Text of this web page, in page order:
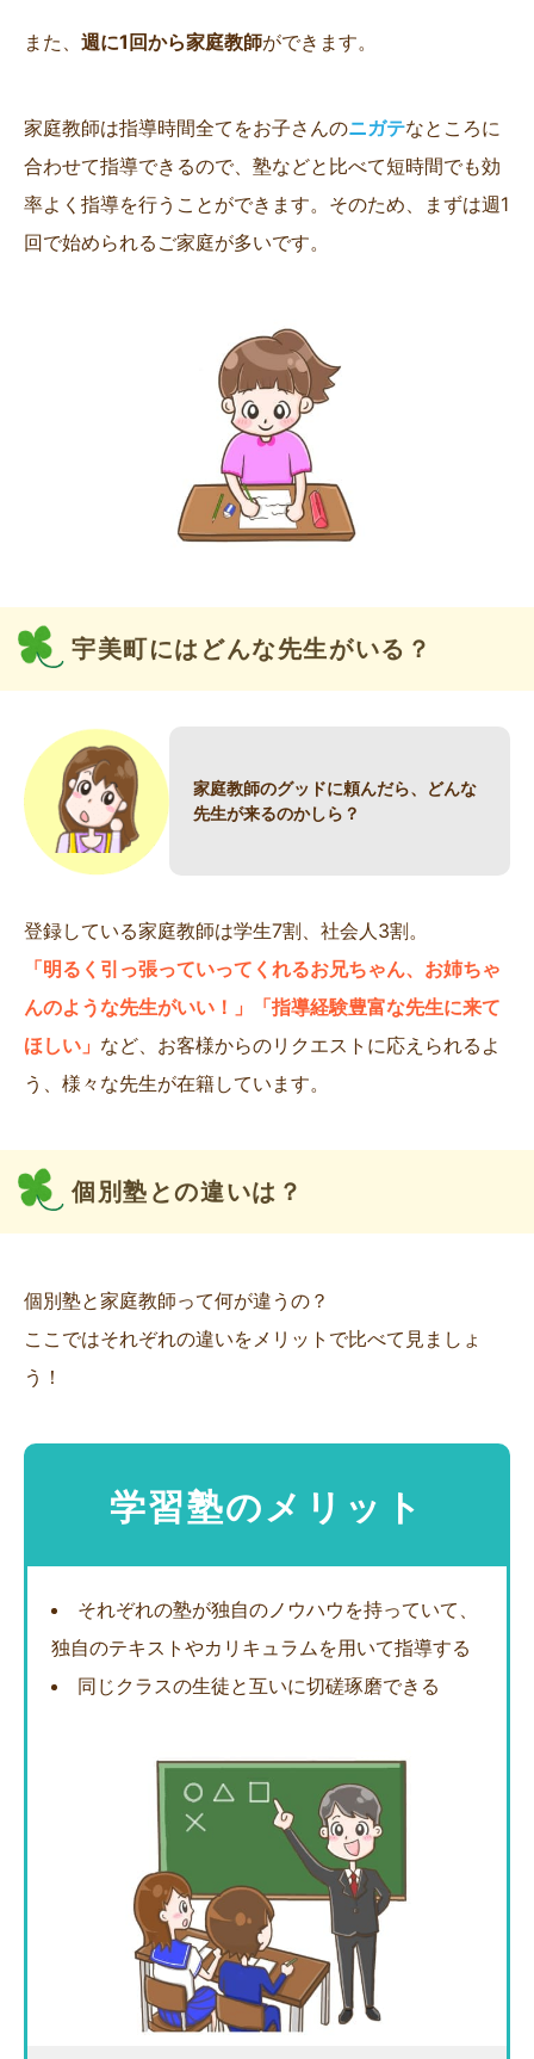
また、 週に1回から家庭教師ができます。
家庭教師は指導時間全てをお子さんのニガテなところに
合わせて指導できるので、塾などと比べて短時間でも効
率よく指導を行うことができます。そのため、まずは週1
回で始められるご家庭が多いです。
宇美町にはどんな先生がいる？
家庭教師のグッドに頼んだら、どんな
先生が来るのかしら？
登録している家庭教師は学生7割、社会人3割。
「明るく引っ張っていってくれるお兄ちゃん、お姉ちゃ
んのような先生がいい！」「指導経験豊富な先生に来て
ほしい」 など、お客様からのリクエストに応えられるよ
う、様々な先生が在籍しています。
個別塾との違いは？
個別塾と家庭教師って何が違うの？
ここではそれぞれの違いをメリットで比べて見ましょ
う！
学習塾のメリット
それぞれの塾が独自のノウハウを持っていて、
独自のテキストやカリキュラムを用いて指導する
同じクラスの生徒と互いに切磋琢磨できる